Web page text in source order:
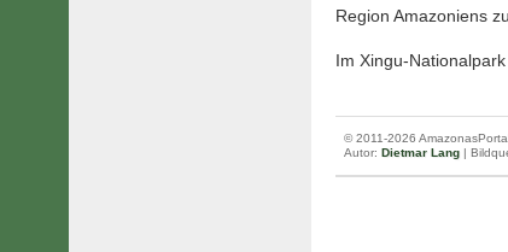
Region Amazoniens
Im Xingu-
© 2011-2026
Autor: Dietmar Lang |